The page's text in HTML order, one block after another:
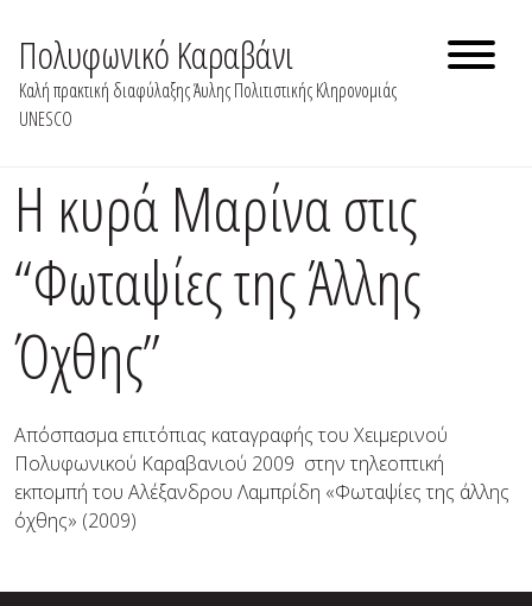
content
Πολυφωνικό Καραβάνι
Καλή πρακτική διαφύλαξης Άυλης Πολιτιστικής Κληρονομιάς
UNESCO
Η κυρά Μαρίνα στις
“Φωταψίες της Άλλης
Όχθης”
Απόσπασμα επιτόπιας καταγραφής του Χειμερινού
Πολυφωνικού Καραβανιού 2009 στην τηλεοπτική
εκπομπή του Αλέξανδρου Λαμπρίδη «Φωταψίες της άλλης
όχθης» (2009)